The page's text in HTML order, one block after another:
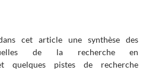
cet article une synthèse des
de la recherche en
quelques pistes de recherche